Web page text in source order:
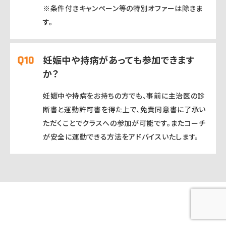
※条件付きキャンペーン等の特別オファーは除きま
す。
妊娠中や持病があっても参加できます
か？
妊娠中や持病をお持ちの方でも、事前に主治医の診
断書と運動許可書を得た上で、免責同意書に了承い
ただくことでクラスへの参加が可能です。またコーチ
が安全に運動できる方法をアドバイスいたします。